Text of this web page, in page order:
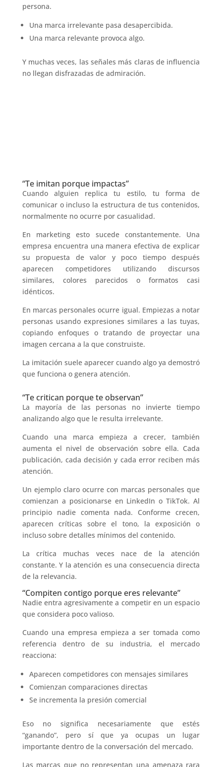
persona.
Una marca irrelevante pasa desapercibida.
Una marca relevante provoca algo.
Y muchas veces, las señales más claras de influencia
no llegan disfrazadas de admiración.
“Te imitan porque impactas”
Cuando alguien replica tu estilo, tu forma de
comunicar o incluso la estructura de tus contenidos,
normalmente no ocurre por casualidad.
En marketing esto sucede constantemente. Una
empresa encuentra una manera efectiva de explicar
su propuesta de valor y poco tiempo después
aparecen competidores utilizando discursos
similares, colores parecidos o formatos casi
idénticos.
En marcas personales ocurre igual. Empiezas a notar
personas usando expresiones similares a las tuyas,
copiando enfoques o tratando de proyectar una
imagen cercana a la que construiste.
La imitación suele aparecer cuando algo ya demostró
que funciona o genera atención.
“Te critican porque te observan”
La mayoría de las personas no invierte tiempo
analizando algo que le resulta irrelevante.
Cuando una marca empieza a crecer, también
aumenta el nivel de observación sobre ella. Cada
publicación, cada decisión y cada error reciben más
atención.
Un ejemplo claro ocurre con marcas personales que
comienzan a posicionarse en LinkedIn o TikTok. Al
principio nadie comenta nada. Conforme crecen,
aparecen críticas sobre el tono, la exposición o
incluso sobre detalles mínimos del contenido.
La crítica muchas veces nace de la atención
constante. Y la atención es una consecuencia directa
de la relevancia.
“Compiten contigo porque eres relevante”
Nadie entra agresivamente a competir en un espacio
que considera poco valioso.
Cuando una empresa empieza a ser tomada como
referencia dentro de su industria, el mercado
reacciona:
Aparecen competidores con mensajes similares
Comienzan comparaciones directas
Se incrementa la presión comercial
Eso no significa necesariamente que estés
“ganando”, pero sí que ya ocupas un lugar
importante dentro de la conversación del mercado.
Las marcas que no representan una amenaza rara